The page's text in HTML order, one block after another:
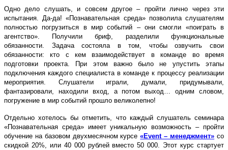
Одно дело слушать, и совсем другое – пройти лично через эти
испытания. Да-да! «Познавательная среда» позволила слушателям
полностью погрузиться в мир событий – они смогли «поиграть в
агентство». Получили бриф, разделили функциональные
обязанности. Задача состояла в том, чтобы озвучить свои
обязанности: кто с кем взаимодействует в команде во время
подготовки проекта. При этом важно было не упустить этапы
подключения каждого специалиста в команде к процессу реализации
мероприятия. Слушатели играли, думали, придумывали,
фантазировали, находили вход, а потом выход… одним словом,
погружение в мир событий прошло великолепно!
Отдельно хотелось бы отметить, что каждый слушатель семинара
«Познавательная среда» имеет уникальную возможность – пройти
обучение на базовом двухмесячном курсе«Event – менеджмент» со
скидкой 20%, или 40 000 рублей вместо 50 000. Этот курс стартует